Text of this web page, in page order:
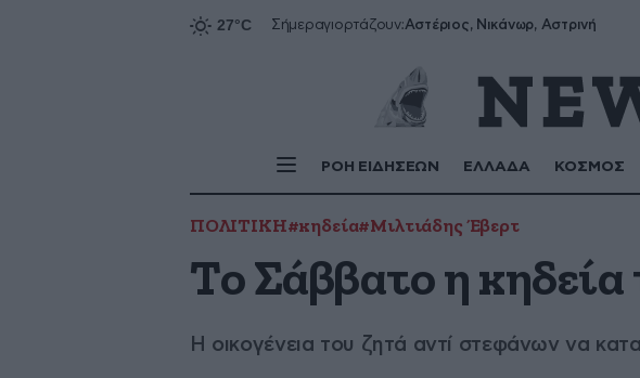
Σήμεραγιορτάζουν:Αστέριος, Νικάνωρ, Αστρινή
ΡΟΗ ΕΙΔΗΣΕΩΝ ΕΛΛΑΔΑ ΚΟΣΜΟΣ
ΠΟΛΙΤΙΚΗ#κηδεία#Μιλτιάδης Έβερτ
Το Σάββατο η
Η οικογένεια του ζητά αντί στεφάνων να